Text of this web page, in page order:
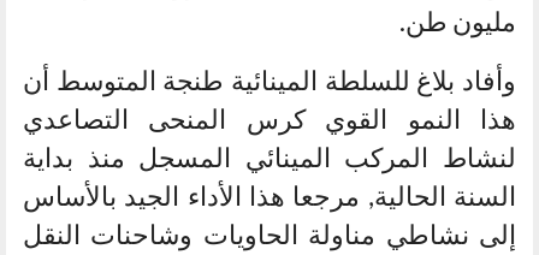
مليون طن.
وأفاد بلاغ للسلطة المينائية طنجة المتوسط أن
هذا النمو القوي كرس المنحى التصاعدي
لنشاط المركب المينائي المسجل منذ بداية
السنة الحالية, مرجعا هذا الأداء الجيد بالأساس
إلى نشاطي مناولة الحاويات وشاحنات النقل